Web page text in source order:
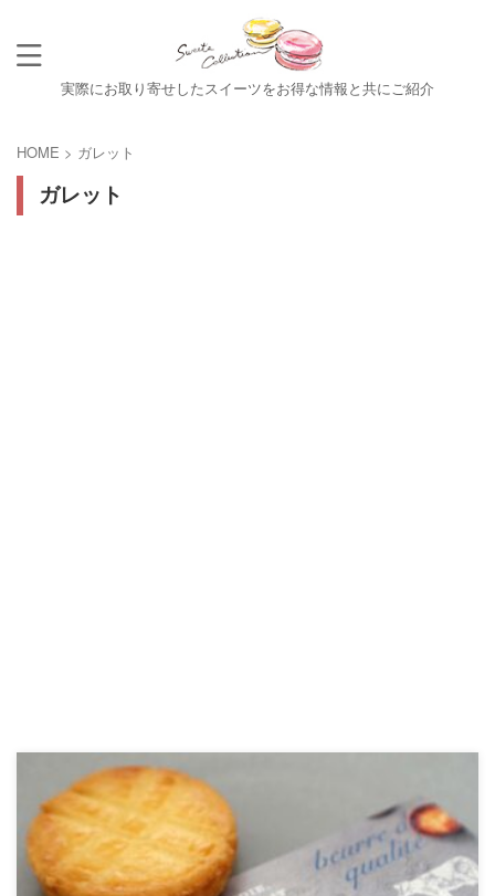
実際にお取り寄せしたスイーツをお得な情報と共にご紹介
HOME > ガレット
ガレット